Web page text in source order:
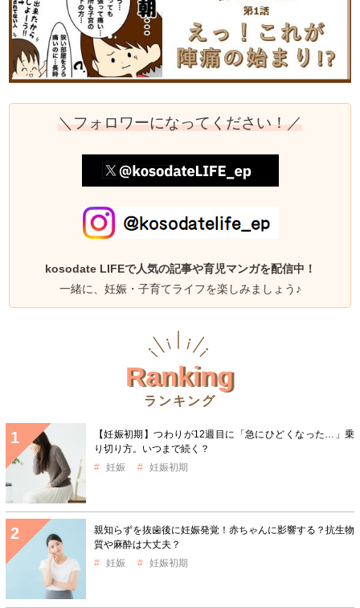
＼フォロワーになってください！／
kosodate LIFEで人気の記事や育児マンガを配信中！
一緒に、妊娠・子育てライフを楽しみましょう♪
Ranking
ランキング
【妊娠初期】つわりが12週目に「急にひどくなった…」乗
り切り方。いつまで続く？
妊娠
妊娠初期
親知らずを抜歯後に妊娠発覚！赤ちゃんに影響する？抗生物
質や麻酔は大丈夫？
妊娠
妊娠初期